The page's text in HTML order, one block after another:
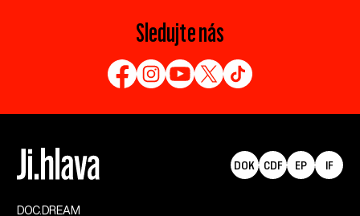
Sledujte nás
DOC.DREAM​
DOK CDF EP IF